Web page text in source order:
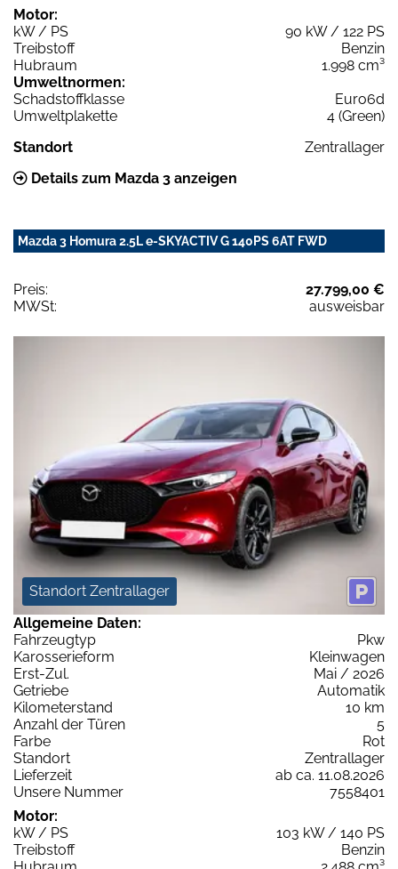
Motor:
kW / PS
90 kW / 122 PS
Treibstoff
Benzin
Hubraum
1.998 cm³
Umweltnormen:
Schadstoffklasse
Euro6d
Umweltplakette
4 (Green)
Standort
Zentrallager
Details zum Mazda 3 anzeigen
Mazda 3 Homura 2.5L e-SKYACTIV G 140PS 6AT FWD
Preis:
27.799,00 €
MWSt:
ausweisbar
Standort Zentrallager
Allgemeine Daten:
Fahrzeugtyp
Pkw
Karosserieform
Kleinwagen
Erst-Zul.
Mai / 2026
Getriebe
Automatik
Kilometerstand
10 km
Anzahl der Türen
5
Farbe
Rot
Standort
Zentrallager
Lieferzeit
ab ca. 11.08.2026
Unsere Nummer
7558401
Motor:
kW / PS
103 kW / 140 PS
Treibstoff
Benzin